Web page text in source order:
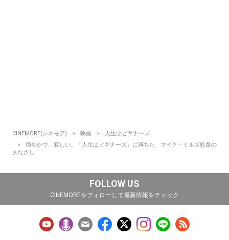
CINEMORE(シネモア) 映画
人生はビギナーズ
穏やかで、寂しい。『人生はビギナーズ』に満ちた、マイク・ミルズ監督の
まなざし
FOLLOW US
CINEMOREをフォローして最新情報をチェック